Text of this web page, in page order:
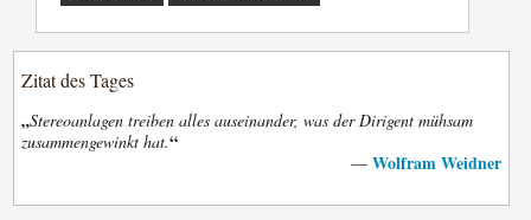
Zitat des Tages
„Stereoanlagen treiben alles auseinander, was der Dirigent mühsam
zusammengewinkt hat.“
— Wolfram Weidner